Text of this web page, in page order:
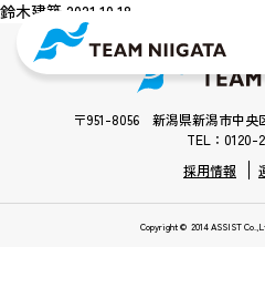
鈴木建築 2021.10.18
〒951-8056 新潟県新潟市中央
TEL：0120-
採用情報
Copyright © 2014 ASSIST